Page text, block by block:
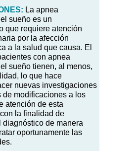
La apnea
sueño es un
que requiere atención
por la afección
a la salud que causa. El
con apnea
sueño tienen, al menos,
lo que hace
nuevas investigaciones
de modificaciones a los
atención de esta
la finalidad de
diagnóstico de manera
oportunamente las